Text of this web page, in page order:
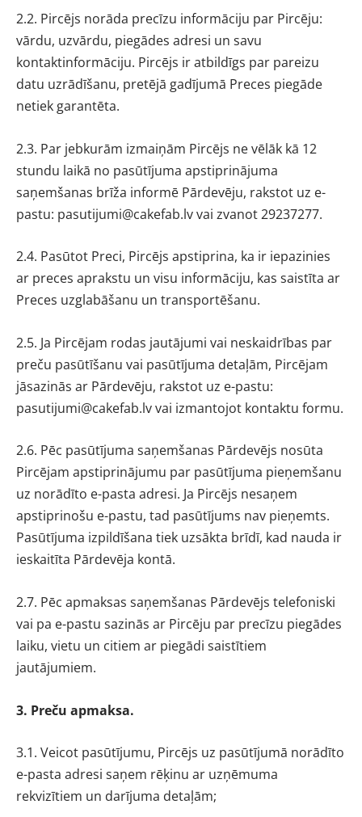
2.2. Pircējs norāda precīzu informāciju par Pircēju:
vārdu, uzvārdu, piegādes adresi un savu
kontaktinformāciju. Pircējs ir atbildīgs par pareizu
datu uzrādīšanu, pretējā gadījumā Preces piegāde
netiek garantēta.
2.3. Par jebkurām izmaiņām Pircējs ne vēlāk kā 12
stundu laikā no pasūtījuma apstiprinājuma
saņemšanas brīža informē Pārdevēju, rakstot uz e-
pastu: pasutijumi@cakefab.lvvai zvanot 29237277.
2.4. Pasūtot Preci, Pircējs apstiprina, ka ir iepazinies
ar preces aprakstu un visu informāciju, kas saistīta ar
Preces uzglabāšanu un transportēšanu.
2.5. Ja Pircējam rodas jautājumi vai neskaidrības par
preču pasūtīšanu vai pasūtījuma detaļām, Pircējam
jāsazinās ar Pārdevēju, rakstot uz e-pastu:
pasutijumi@cakefab.lvvai izmantojot kontaktu formu.
2.6. Pēc pasūtījuma saņemšanas Pārdevējs nosūta
Pircējam apstiprinājumu par pasūtījuma pieņemšanu
uz norādīto e-pasta adresi. Ja Pircējs nesaņem
apstiprinošu e-pastu, tad pasūtījums nav pieņemts.
Pasūtījuma izpildīšana tiek uzsākta brīdī, kad nauda ir
ieskaitīta Pārdevēja kontā.
2.7. Pēc apmaksas saņemšanas Pārdevējs telefoniski
vai pa e-pastu sazinās ar Pircēju par precīzu piegādes
laiku, vietu un citiem ar piegādi saistītiem
jautājumiem.
3. Preču apmaksa.
3.1. Veicot pasūtījumu, Pircējs uz pasūtījumā norādīto
e-pasta adresi saņem rēķinu ar uzņēmuma
rekvizītiem un darījuma detaļām;